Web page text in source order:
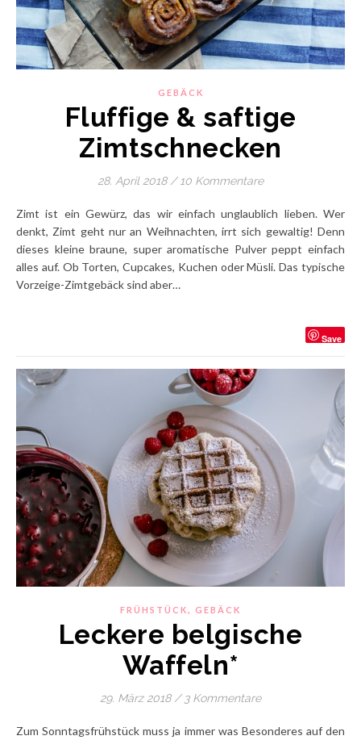
GEBÄCK
Fluffige & saftige
Zimtschnecken
28. April 2018 / 10 Kommentare
Zimt ist ein Gewürz, das wir einfach unglaublich lieben. Wer
denkt, Zimt geht nur an Weihnachten, irrt sich gewaltig! Denn
dieses kleine braune, super aromatische Pulver peppt einfach
alles auf. Ob Torten, Cupcakes, Kuchen oder Müsli. Das typische
Vorzeige-Zimtgebäck sind aber…
Save
FRÜHSTÜCK, GEBÄCK
Leckere belgische
Waffeln*
29. März 2018 / 3 Kommentare
Zum Sonntagsfrühstück muss ja immer was Besonderes auf den